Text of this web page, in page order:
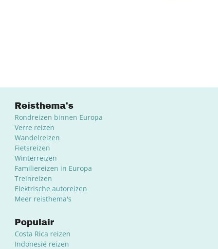
Reisthema's
Rondreizen binnen Europa
Verre reizen
Wandelreizen
Fietsreizen
Winterreizen
Familiereizen in Europa
Treinreizen
Elektrische autoreizen
Meer reisthema's
Populair
Costa Rica reizen
Indonesië reizen